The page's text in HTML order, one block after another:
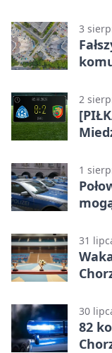
3
2
1
31
30
82